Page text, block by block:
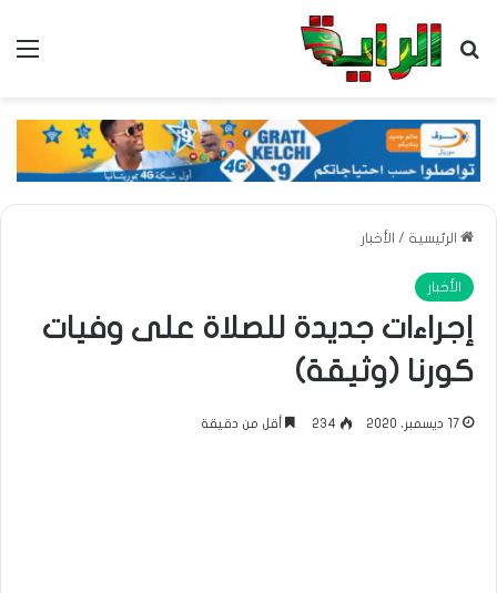
بحث عن
الرئيسية / الأخبار
الأخبار
إجراءات جديدة للصلاة على وفيات
كورنا (وثيقة)
17 ديسمبر، 2020 234 أقل من دقيقة